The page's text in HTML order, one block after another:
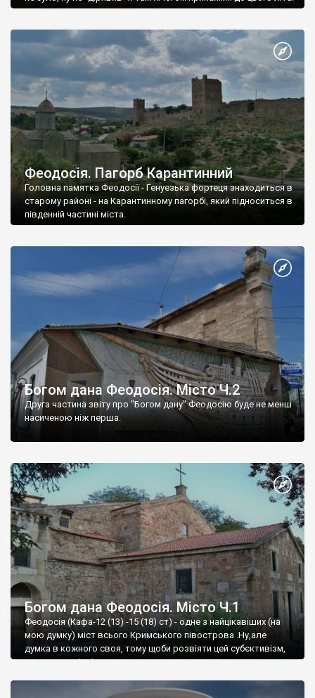
Феодосія. Пагорб Карантинний
Головна памятка Феодосії - Генуезька фортеця знаходиться в
старому районі - на Карантинному пагорбі, який підноситься в
південній частині міста.
Богом дана Феодосія. Місто Ч.2
Друга частина звіту про "Богом дану" Феодосію буде не менш
насиченою ніж перша.
Богом дана Феодосія. Місто Ч.1
Феодосія (Кафа-12 (13) -15 (18) ст) - одне з найцікавіших (на
мою думку) міст всього Кримського півострова .Ну,але
думка в кожного своя, тому щоби розвіяти цей субєктивізм,
запрошую відвідати це